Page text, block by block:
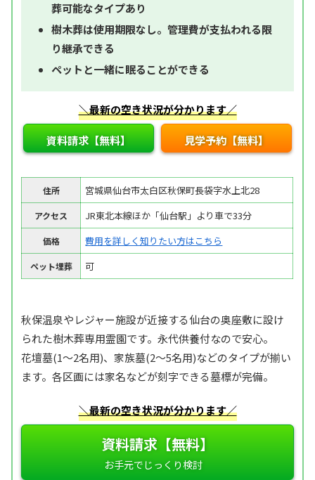
葬可能なタイプあり
樹木葬は使用期限なし。管理費が支払われる限
り継承できる
ペットと一緒に眠ることができる
＼最新の空き状況が分かります／
資料請求【無料】 見学予約【無料】
住所 宮城県仙台市太白区秋保町長袋字水上北28
アクセス JR東北本線ほか「仙台駅」より車で33分
価格 費用を詳しく知りたい方はこちら
ペット埋葬 可
秋保温泉やレジャー施設が近接する仙台の奥座敷に設け
られた樹木葬専用霊園です。永代供養付なので安心。
花壇墓(1～2名用)、家族墓(2～5名用)などのタイプが揃い
ます。各区画には家名などが刻字できる墓標が完備。
＼最新の空き状況が分かります／
資料請求【無料】